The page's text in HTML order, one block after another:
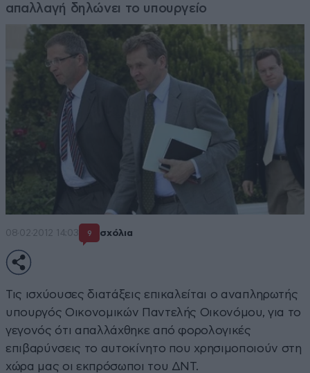
απαλλαγή δηλώνει το υπουργείο
08·02·2012 14:03 9 σχόλια
Τις ισχύουσες διατάξεις επικαλείται ο αναπληρωτής
υπουργός Οικονομικών Παντελής Οικονόμου, για το
γεγονός ότι απαλλάχθηκε από φορολογικές
επιβαρύνσεις το αυτοκίνητο που χρησιμοποιούν στη
χώρα μας οι εκπρόσωποι του ΔΝΤ.